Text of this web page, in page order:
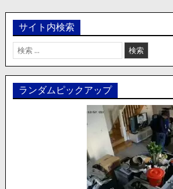
サイト内検索
検
索:
ランダムピックアップ